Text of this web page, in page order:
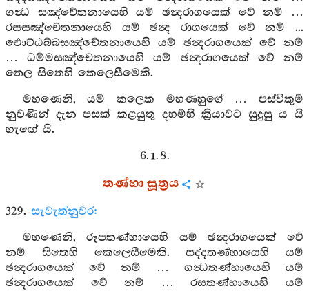
ගන්‍ධ සඤ්චේතනායෙහි යම් ඡන්‍දරාගයෙක් වේ නම් …
රසසඤ්චෙතනායෙහි යම් ඡන්‍ද රාගයෙක් වේ නම් ...
ඵොට්ඨබ්බසඤ්චේතනායෙහි යම් ඡන්‍දරාගයෙක් වේ නම්
… ධම්මසඤ්චෙතනායෙහි යම් ඡන්‍දරාගයෙක් වේ නම්
තෙල සිතෙහි කෙලෙසීමෙකි.
මහණෙනි, යම් කලෙක මහණහුගේ … පස්විකුම්
නුවණින් දැන පසක් කළයුතු දහම්හි ක්‍රියාවට සුදුසු ය යි
හැඟේ යි.
6. 1. 8.
තණ්හා සූත්‍රය
329. සැවැත්නුවර:
මහණෙනි, රූපතණ්හායෙහි යම් ඡන්‍දරාගයෙක් වේ
නම් සිතෙහි කෙලෙසීමෙකි. සද්දතණ්හායෙහි යම්
ඡන්‍දරාගයෙක් වේ නම් … ගන්‍ධතණ්හායෙහි යම්
ඡන්‍දරාගයෙක් වේ නම් … රසතණ්හායෙහි යම්